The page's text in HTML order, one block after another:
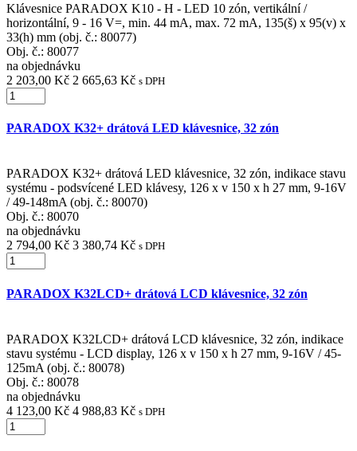
Klávesnice PARADOX K10 - H - LED 10 zón, vertikální /
horizontální, 9 - 16 V=, min. 44 mA, max. 72 mA, 135(š) x 95(v) x
33(h) mm (obj. č.: 80077)
Obj. č.: 80077
na objednávku
2 203,00 Kč 2 665,63 Kč s DPH
PARADOX K32+ drátová LED klávesnice, 32 zón
PARADOX K32+ drátová LED klávesnice, 32 zón, indikace stavu
systému - podsvícené LED klávesy, 126 x v 150 x h 27 mm, 9-16V
/ 49-148mA (obj. č.: 80070)
Obj. č.: 80070
na objednávku
2 794,00 Kč 3 380,74 Kč s DPH
PARADOX K32LCD+ drátová LCD klávesnice, 32 zón
PARADOX K32LCD+ drátová LCD klávesnice, 32 zón, indikace
stavu systému - LCD display, 126 x v 150 x h 27 mm, 9-16V / 45-
125mA (obj. č.: 80078)
Obj. č.: 80078
na objednávku
4 123,00 Kč 4 988,83 Kč s DPH